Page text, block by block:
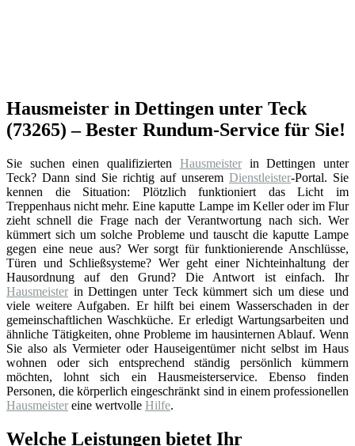
Hausmeister in Dettingen unter Teck
(73265) – Bester Rundum-Service für Sie!
Sie suchen einen qualifizierten Hausmeisterin Dettingen unter
Teck? Dann sind Sie richtig auf unserem Dienstleister-Portal. Sie
kennen die Situation: Plötzlich funktioniert das Licht im
Treppenhaus nicht mehr. Eine kaputte Lampe im Keller oder im Flur
zieht schnell die Frage nach der Verantwortung nach sich. Wer
kümmert sich um solche Probleme und tauscht die kaputte Lampe
gegen eine neue aus? Wer sorgt für funktionierende Anschlüsse,
Türen und Schließsysteme? Wer geht einer Nichteinhaltung der
Hausordnung auf den Grund? Die Antwort ist einfach. Ihr
Hausmeister in Dettingen unter Teck kümmert sich um diese und
viele weitere Aufgaben. Er hilft bei einem Wasserschaden in der
gemeinschaftlichen Waschküche. Er erledigt Wartungsarbeiten und
ähnliche Tätigkeiten, ohne Probleme im hausinternen Ablauf. Wenn
Sie also als Vermieter oder Hauseigentümer nicht selbst im Haus
wohnen oder sich entsprechend ständig persönlich kümmern
möchten, lohnt sich ein Hausmeisterservice. Ebenso finden
Personen, die körperlich eingeschränkt sind in einem professionellen
Hausmeister eine wertvolle Hilfe.
Welche Leistungen bietet Ihr